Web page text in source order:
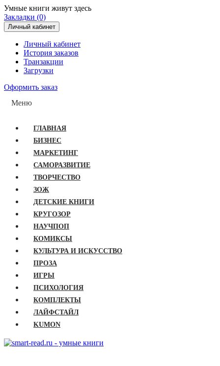
Умные книги живут здесь
Закладки (0)
Личный кабинет
Личный кабинет
История заказов
Транзакции
Загрузки
Оформить заказ
Меню
ГЛАВНАЯ
БИЗНЕС
МАРКЕТИНГ
САМОРАЗВИТИЕ
ТВОРЧЕСТВО
ЗОЖ
ДЕТСКИЕ КНИГИ
КРУГОЗОР
НАУЧПОП
КОМИКСЫ
КУЛЬТУРА И ИСКУССТВО
ПРОЗА
ИГРЫ
ПСИХОЛОГИЯ
КОМПЛЕКТЫ
ЛАЙФСТАЙЛ
KUMON